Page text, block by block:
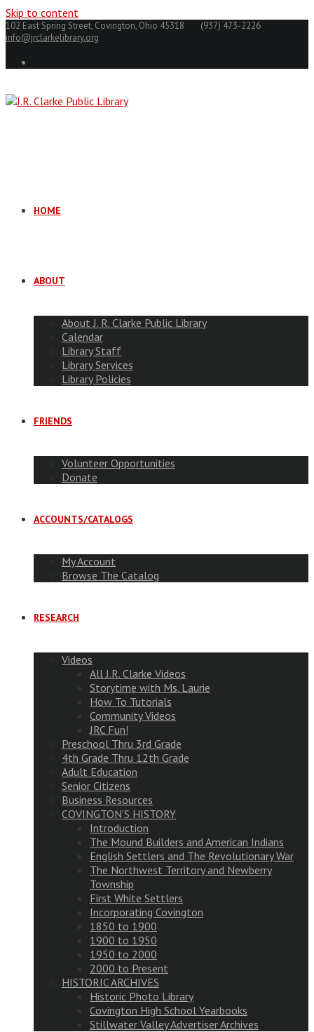
Skip to content
102 East Spring Street, Covington, Ohio 45318
(937) 473-2226
info@jrclarkelibrary.org
HOME
ABOUT
About J. R. Clarke Public Library
Calendar
Library Staff
Library Services
Library Policies
FRIENDS
Volunteer Opportunities
Donate
ACCOUNTS/CATALOGS
My Account
Browse The Catalog
RESEARCH
Videos
All J.R. Clarke Videos
Storytime with Ms. Laurie
How To Tutorials
Community Videos
JRC Fun!
Preschool Thru 3rd Grade
4th Grade Thru 12th Grade
Adult Education
Senior Citizens
Business Resources
COVINGTON’S HISTORY
Introduction
The Mound Builders and American Indians
English Settlers and The Revolutionary War
The Northwest Territory and Newberry
Township
First White Settlers
Incorporating Covington
1850 to 1900
1900 to 1950
1950 to 2000
2000 to Present
HISTORIC ARCHIVES
Historic Photo Library
Covington High School Yearbooks
Stillwater Valley Advertiser Archives